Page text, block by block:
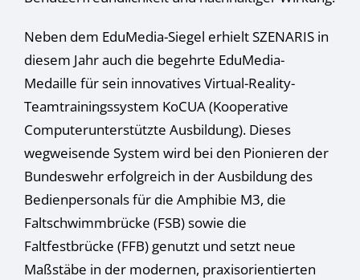
Neben dem EduMedia-Siegel erhielt SZENARIS in
diesem Jahr auch die begehrte EduMedia-
Medaille für sein innovatives Virtual-Reality-
Teamtrainingssystem KoCUA (Kooperative
Computerunterstützte Ausbildung). Dieses
wegweisende System wird bei den Pionieren der
Bundeswehr erfolgreich in der Ausbildung des
Bedienpersonals für die Amphibie M3, die
Faltschwimmbrücke (FSB) sowie die
Faltfestbrücke (FFB) genutzt und setzt neue
Maßstäbe in der modernen, praxisorientierten
Datenschutzeinstellungen
Essenziell (1)
Essenzielle Cookies ermöglichen grundlegende Funktionen und sind für
die einwandfreie Funktion der Website erforderlich.
Cookie-Informationen anzeigen
Statistiken (1)
Statistik Cookies erfassen Informationen anonym. Diese Informationen
helfen uns zu verstehen, wie unsere Besucher unsere Website nutzen.
Cookie-Informationen anzeigen